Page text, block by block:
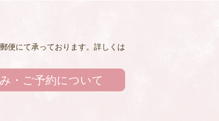
便にて承っております。詳しくは
・ご予約について